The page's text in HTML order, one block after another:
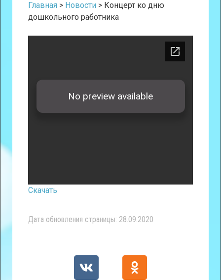
Главная > Новости > Концерт ко дню
дошкольного работника
Скачать
Дата обновления страницы: 28.09.2020